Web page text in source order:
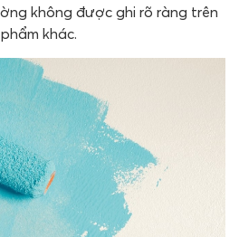
không được ghi rõ ràng trên
khác.